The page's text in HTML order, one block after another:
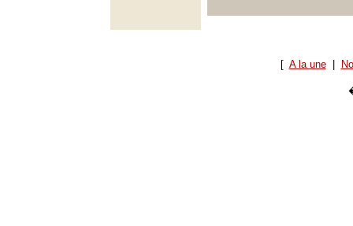
[ A la une|